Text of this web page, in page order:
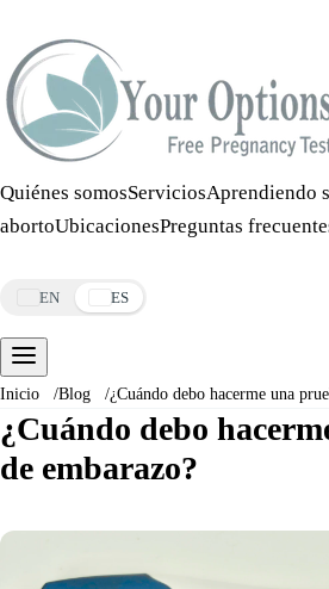
Quiénes somosServiciosAprendiendo
abortoUbicacionesPreguntas
EN ES
Inicio /Blog /¿Cuándo debo hacerme una
¿Cuándo debo
de embarazo?